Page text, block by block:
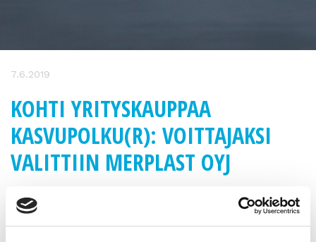
7.6.2019
KOHTI YRITYSKAUPPAA
KASVUPOLKU(R): VOITTAJAKSI
VALITTIIN MERPLAST OYJ
Kohti yrityskauppaa Kasvupolun voittajaksi valittiin
kuopiolainen
. Kunniamaininnan sai imatralainen
CWP Coloured Wood Products Oy.